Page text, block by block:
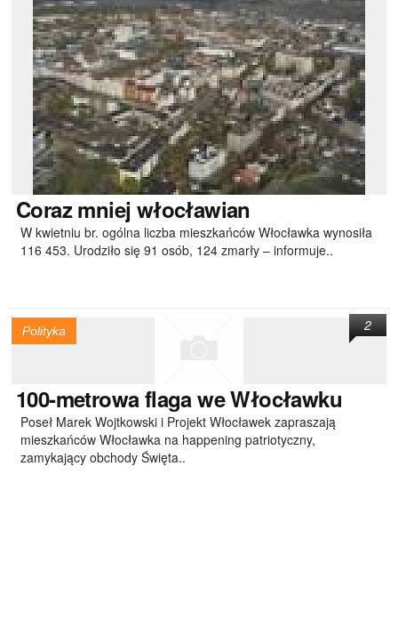
Corazmniej włocławian
W kwietniu br. ogólna liczba mieszkańców Włocławka wynosiła
116 453. Urodziło się 91 osób, 124 zmarły – informuje..
Polityka
100-metrowaflaga we Włocławku
Poseł Marek Wojtkowski i Projekt Włocławek zapraszają
mieszkańców Włocławka na happening patriotyczny,
zamykający obchody Święta..
2